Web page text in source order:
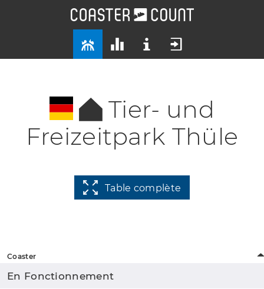
Tier- und
Freizeitpark Thüle
Table complète
Coaster
En Fonctionnement